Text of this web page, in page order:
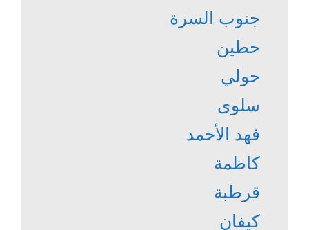
جنوب السرة
حطين
حولي
سلوى
فهد الأحمد
كاظمة
قرطبة
كيفان